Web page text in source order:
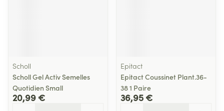
Scholl
Scholl Gel Activ Semelles
Quotidien Small
20,99 €
Epitact
Epitact Coussinet Plant.36-
38 1 Paire
36,95 €